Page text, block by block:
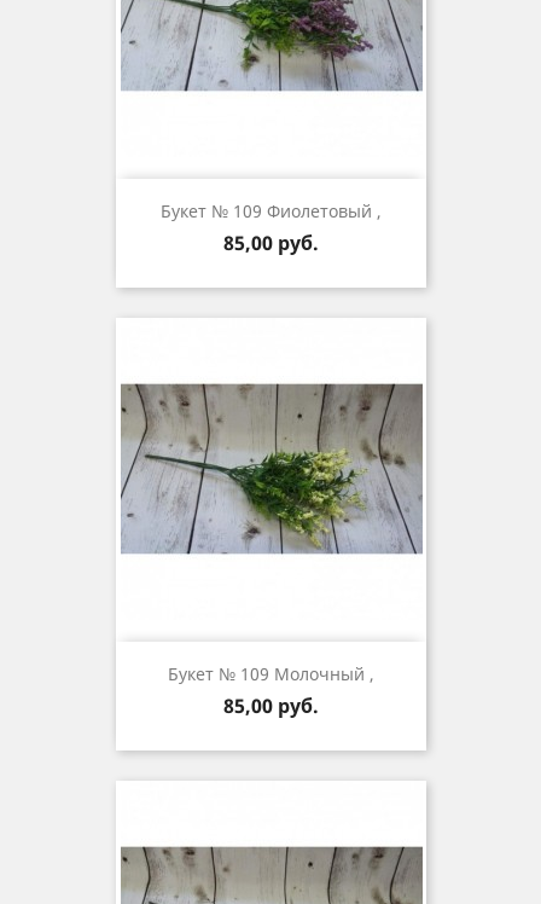
Букет № 109 Фиолетовый ,
Цена
85,00 руб.
Букет № 109 Молочный ,
Цена
85,00 руб.